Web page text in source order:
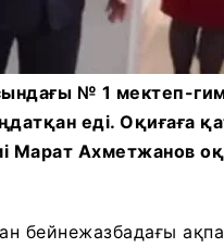
№ 1 мектеп-
еді. Оқиғаға
Марат Ахметжанов
бейнежазбадағы